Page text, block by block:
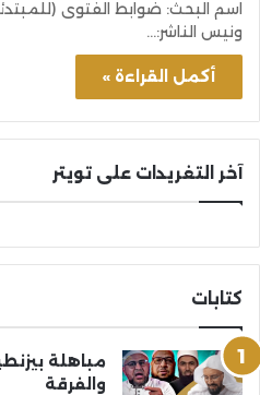
اسم البحث: ضوابط الفتوى
ونيس الناشر:…
أكمل القراءة »
آخر التغريدات على تويتر
كتابات
مباهلة
والفرقة